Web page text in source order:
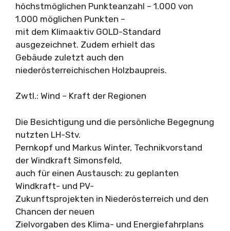
höchstmöglichen Punkteanzahl – 1.000 von
1.000 möglichen Punkten –
mit dem Klimaaktiv GOLD-Standard
ausgezeichnet. Zudem erhielt das
Gebäude zuletzt auch den
niederösterreichischen Holzbaupreis.
Zwtl.: Wind – Kraft der Regionen
Die Besichtigung und die persönliche Begegnung
nutzten LH-Stv.
Pernkopf und Markus Winter, Technikvorstand
der Windkraft Simonsfeld,
auch für einen Austausch: zu geplanten
Windkraft- und PV-
Zukunftsprojekten in Niederösterreich und den
Chancen der neuen
Zielvorgaben des Klima- und Energiefahrplans